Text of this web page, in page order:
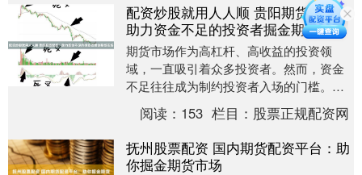
配资炒股就用人人顺 贵阳期货配资：
助力资金不足的投资者掘金期货市场
期货市场作为高杠杆、高收益的投资领
域，一直吸引着众多投资者。然而，资金
不足往往成为制约投资者入场的门槛。贵
阳期货配资应运而生，为资金不足的投资
者提供了掘金期货市....
阅读： 153 栏目： 股票正规配资网
抚州股票配资 国内期货配资平台：助
你掘金期货市场